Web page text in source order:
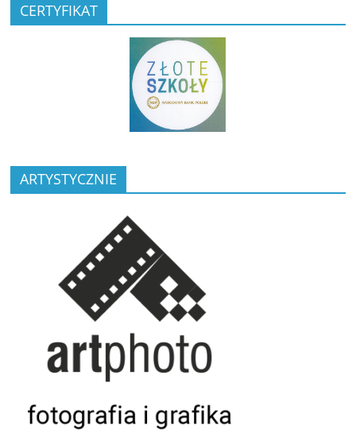
CERTYFIKAT
ARTYSTYCZNIE